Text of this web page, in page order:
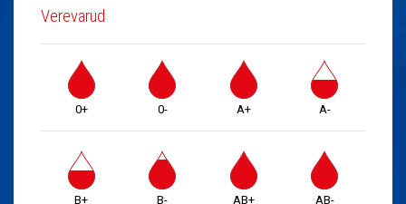
Verevarud
0+ 0- A+ A-
B+ B- AB+ AB-